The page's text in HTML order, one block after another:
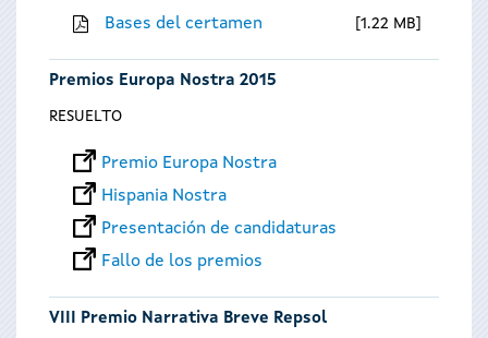
Bases del certamen 1.22 MB
Premios Europa Nostra 2015
RESUELTO
Premio Europa Nostra
Hispania Nostra
Presentación de candidaturas
Fallo de los premios
VIII Premio Narrativa Breve Repsol